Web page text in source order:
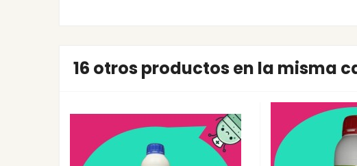
16 otros productos en la misma